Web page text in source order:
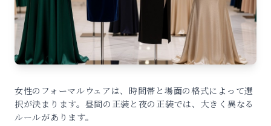
女性のフォーマルウェアは、時間帯と場面の格式によって選
択が決まります。昼間の正装と夜の正装では、大きく異なる
ルールがあります。